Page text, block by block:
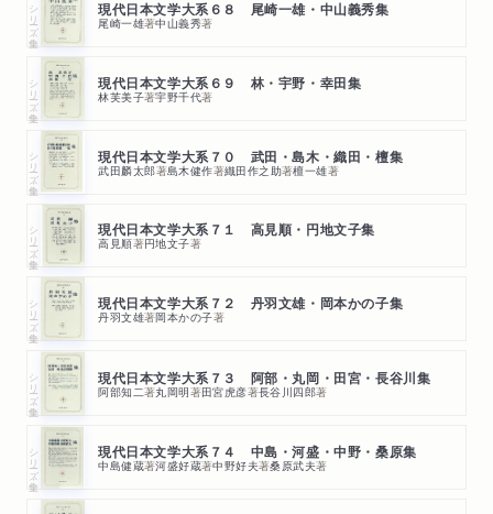
シリーズ・全集 現代日本文学大系６８ 尾崎一雄・中山義秀集
尾崎一雄著中山義秀著
シリーズ・全集 現代日本文学大系６９ 林・宇野・幸田集
林芙美子著宇野千代著
シリーズ・全集 現代日本文学大系７０ 武田・島木・織田・檀集
武田麟太郎著島木健作著織田作之助著檀一雄著
シリーズ・全集 現代日本文学大系７１ 高見順・円地文子集
高見順著円地文子著
シリーズ・全集 現代日本文学大系７２ 丹羽文雄・岡本かの子集
丹羽文雄著岡本かの子著
シリーズ・全集 現代日本文学大系７３ 阿部・丸岡・田宮・長谷川集
阿部知二著丸岡明著田宮虎彦著長谷川四郎著
シリーズ・全集 現代日本文学大系７４ 中島・河盛・中野・桑原集
中島健蔵著河盛好蔵著中野好夫著桑原武夫著